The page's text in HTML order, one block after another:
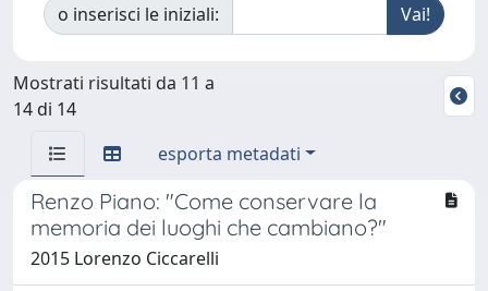
o inserisci le iniziali:
Mostrati risultati da 11 a
14 di 14
esporta metadati
Renzo Piano: "Come conservare la
memoria dei luoghi che cambiano?"
2015 Lorenzo Ciccarelli